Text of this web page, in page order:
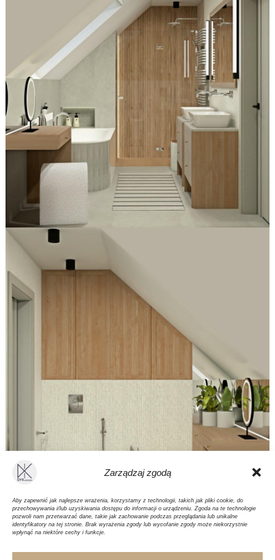
Zarządzaj zgodą
Aby zapewnić jak najlepsze wrażenia, korzystamy z technologii, takich jak pliki cookie, do
przechowywania i/lub uzyskiwania dostępu do informacji o urządzeniu. Zgoda na te technologie
pozwoli nam przetwarzać dane, takie jak zachowanie podczas przeglądania lub unikalne
identyfikatory na tej stronie. Brak wyrażenia zgody lub wycofanie zgody może niekorzystnie
wpłynąć na niektóre cechy i funkcje.